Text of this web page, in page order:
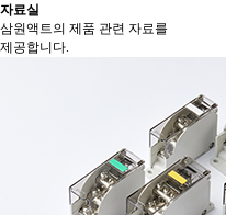
자료실
삼원액트의 제품 관련 자료를
제공합니다.